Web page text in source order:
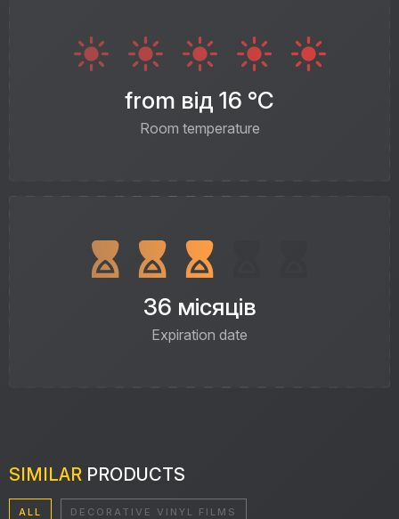
from від 16 °C
Room temperature
36 місяців
Expiration date
SIMILAR PRODUCTS
ALL DECORATIVE VINYL FILMS